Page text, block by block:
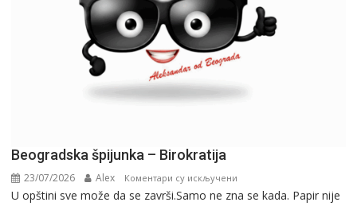
Beogradska špijunka – Birokratija
23/07/2026 Alex Коментари су искључени
Beogradska
U opštini sve može da se završi.Samo ne zna se kada. Papir nije